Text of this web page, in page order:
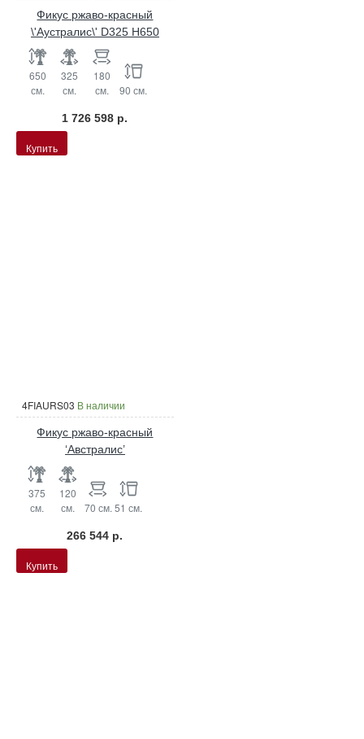
Фикус ржаво-красный
\'Аустралис\' D325 H650
650
см.
325
см.
180
см.
90 см.
1 726 598 р.
Купить
4FIAURS03 В наличии
Фикус ржаво-красный
‘Австралис’
375
см.
120
см.
70 см. 51 см.
266 544 р.
Купить